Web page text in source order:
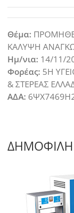
Θέμα:
ΚΑΛΥΨΗ
Ημ/νια: 14/11/
Φορέας: 5Η
& ΣΤΕΡΕΑΣ
ΑΔΑ:
ΔΗΜΟΦΙΛΗ